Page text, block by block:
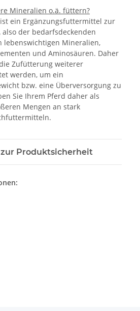
Mineralien o.ä. füttern?
ist ein Ergänzungsfuttermittel zur
der bedarfsdeckenden
lebenswichtigen Mineralien,
und Aminosäuren. Daher
Zufütterung weiterer
werden, um ein
bzw. eine Überversorgung zu
Sie Ihrem Pferd daher als
Mengen an stark
Produktsicherheit